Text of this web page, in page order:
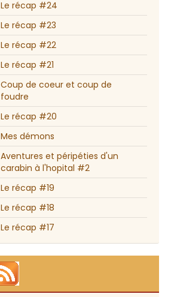
Le récap #24
Le récap #23
Le récap #22
Le récap #21
Coup de coeur et coup de
foudre
Le récap #20
Mes démons
Aventures et péripéties d'un
carabin à l'hopital #2
Le récap #19
Le récap #18
Le récap #17